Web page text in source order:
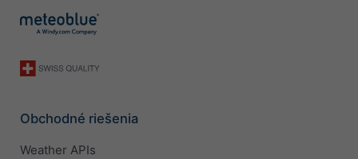
Obchodné riešenia
Weather APIs